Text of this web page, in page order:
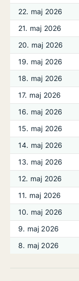
22. maj 2026
21. maj 2026
20. maj 2026
19. maj 2026
18. maj 2026
17. maj 2026
16. maj 2026
15. maj 2026
14. maj 2026
13. maj 2026
12. maj 2026
11. maj 2026
10. maj 2026
9. maj 2026
8. maj 2026